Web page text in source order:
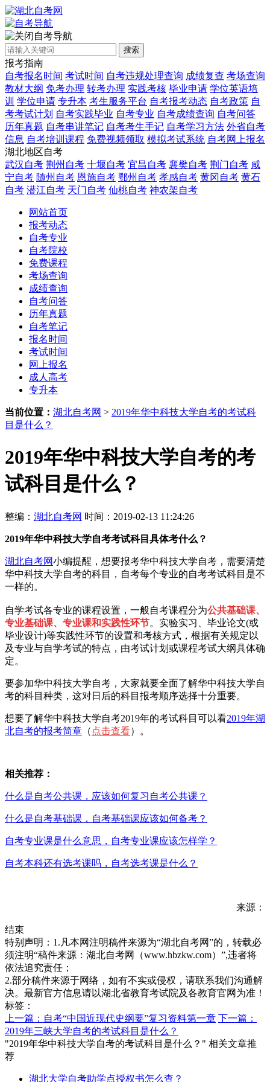
自考导航
搜索
报考指南
自考报名时间 考试时间 自考违规处理查询 成绩复查 考场查询
教材大纲 免考办理 转考办理 实践考核 毕业申请 学位英语培
训 学位申请 专升本 考生服务平台 自考报考动态 自考政策 自
考考试计划 自考实践毕业 自考专业 自考成绩查询 自考问答
历年真题 自考串讲笔记 自考考生手记 自考学习方法 外省自考
信息 自考培训课程 免费视频领取 模拟考试系统 自考网上报名
湖北地区自考
武汉自考 荆州自考 十堰自考 宜昌自考 襄樊自考 荆门自考 咸
宁自考 随州自考 恩施自考 鄂州自考 孝感自考 黄冈自考 黄石
自考 潜江自考 天门自考 仙桃自考 神农架自考
网站首页
报考动态
自考专业
自考院校
免费课程
考场查询
成绩查询
自考问答
历年真题
自考笔记
报名时间
考试时间
网上报名
成人高考
专升本
当前位置： 湖北自考网 > 2019年华中科技大学自考的考试科
目是什么？
2019年华中科技大学自考的考
试科目是什么？
整编： 湖北自考网 时间：2019-02-13 11:24:26
2019年华中科技大学自考考试科目具体考什么？
湖北自考网小编提醒，想要报考华中科技大学自考，需要清楚
华中科技大学自考的科目，自考每个专业的自考考试科目是不
一样的。
自学考试各专业的课程设置，一般自考课程分为公共基础课、
专业基础课、专业课和实践性环节。实验实习、毕业论文(或
毕业设计)等实践性环节的设置和考核方式，根据有关规定以
及专业与自学考试的特点，由考试计划或课程考试大纲具体确
定。
要参加华中科技大学自考，大家就要全面了解华中科技大学自
考的科目种类，这对日后的科目报考顺序选择十分重要。
想要了解华中科技大学自考2019年的考试科目可以看2019年湖
北自考的报考简章 （ 点击查看）。
相关推荐：
什么是自考公共课，应该如何复习自考公共课？
什么是自考基础课，自考基础课应该如何备考？
自考专业课是什么意思，自考专业课应该怎样学？
自考本科还有选考课吗，自考选考课是什么？
来源：
结束
特别声明：1.凡本网注明稿件来源为“湖北自考网”的，转载必
须注明“稿件来源：湖北自考网（www.hbzkw.com）”,违者将
依法追究责任；
2.部分稿件来源于网络，如有不实或侵权，请联系我们沟通解
决。最新官方信息请以湖北省教育考试院及各教育官网为准！
标签：
上一篇：自考“中国近现代史纲要”复习资料第一章 下一篇：
2019年三峡大学自考的考试科目是什么？
"2019年华中科技大学自考的考试科目是什么？" 相关文章推
荐
湖北大学自考助学点授权书怎么查？